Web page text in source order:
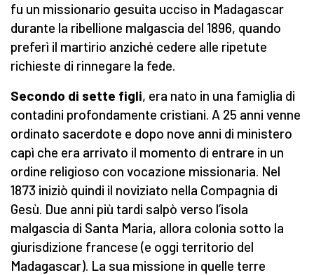
fu un missionario gesuita ucciso in Madagascar
durante la ribellione malgascia del 1896, quando
preferì il martirio anziché cedere alle ripetute
richieste di rinnegare la fede.
Secondo di sette figli, era nato in una famiglia di
contadini profondamente cristiani. A 25 anni venne
ordinato sacerdote e dopo nove anni di ministero
capì che era arrivato il momento di entrare in un
ordine religioso con vocazione missionaria. Nel
1873 iniziò quindi il noviziato nella Compagnia di
Gesù. Due anni più tardi salpò verso l’isola
malgascia di Santa Maria, allora colonia sotto la
giurisdizione francese (e oggi territorio del
Madagascar). La sua missione in quelle terre